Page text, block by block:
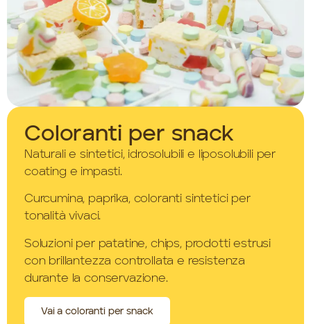
Coloranti per snack
Naturali e sintetici, idrosolubili e liposolubili per
coating e impasti.
Curcumina, paprika, coloranti sintetici per
tonalità vivaci.
Soluzioni per patatine, chips, prodotti estrusi
con brillantezza controllata e resistenza
durante la conservazione.
Vai a coloranti per snack